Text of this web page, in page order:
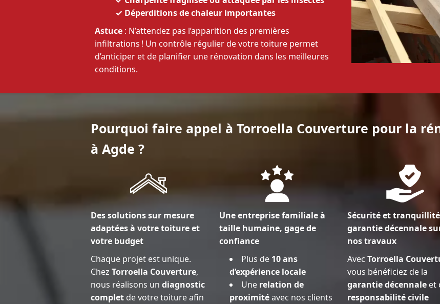
✓ Déperditions de chaleur importantes
Astuce : N’attendez pas l’apparition des premières
infiltrations ! Un contrôle régulier de votre toiture permet
d’anticiper et de planifier une rénovation dans les meilleures
conditions.
Pourquoi faire appel à Torroella Couverture pour la
à Agde ?
Des solutions sur mesure
adaptées à votre toiture et
votre budget
Chaque projet est unique.
Chez Torroella Couverture,
nous réalisons un diagnostic
complet de votre toiture afin
Une entreprise familiale à
taille humaine, gage de
confiance
Plus de 10 ans
d’expérience locale
Une relation de
proximitéavec nos clients
Sécurité et
garantie décennale
nos travaux
Avec Torroella
vous bénéficiez de la
garantie décennale et
responsabilité civile